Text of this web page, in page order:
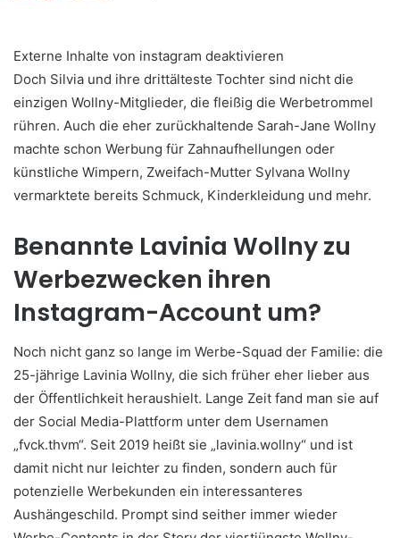
Externe Inhalte von instagram deaktivieren
Doch Silvia und ihre drittälteste Tochter sind nicht die
einzigen Wollny-Mitglieder, die fleißig die Werbetrommel
rühren. Auch die eher zurückhaltende Sarah-Jane Wollny
machte schon Werbung für Zahnaufhellungen oder
künstliche Wimpern, Zweifach-Mutter Sylvana Wollny
vermarktete bereits Schmuck, Kinderkleidung und mehr.
Benannte Lavinia Wollny zu
Werbezwecken ihren
Instagram-Account um?
Noch nicht ganz so lange im Werbe-Squad der Familie: die
25-jährige Lavinia Wollny, die sich früher eher lieber aus
der Öffentlichkeit heraushielt. Lange Zeit fand man sie auf
der Social Media-Plattform unter dem Usernamen
„fvck.thvm“. Seit 2019 heißt sie „lavinia.wollny“ und ist
damit nicht nur leichter zu finden, sondern auch für
potenzielle Werbekunden ein interessanteres
Aushängeschild. Prompt sind seither immer wieder